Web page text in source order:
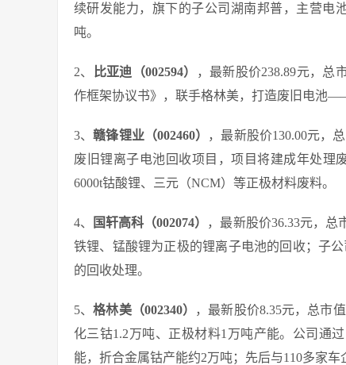
续研发能力，旗下的子公司湖南邦普，主营电
吨。
2、 比亚迪（002594）
，最新股价238.89元，总
作框架协议书》，联手格林美，打造废旧电池
3、赣锋锂业（002460）
，最新股价130.00元，
废旧锂离子电池回收项目，项目将建成年处理
6000t钴酸锂、三元（NCM）等正极材料废料。
4、 国轩高科（002074） ，最新股价36.33元，总
铁锂、锰酸锂为正极的锂离子电池的回收；子
的回收处理。
5、格林美（002340）
，最新股价8.35元，总市
化三钴1.2万吨、正极材料1万吨产能。公司通
能，折合金属钴产能约2万吨；先后与110多家